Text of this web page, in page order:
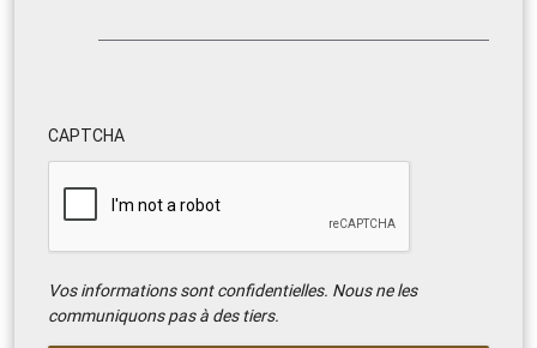
CAPTCHA
Vos informations sont confidentielles. Nous ne les
communiquons pas à des tiers.